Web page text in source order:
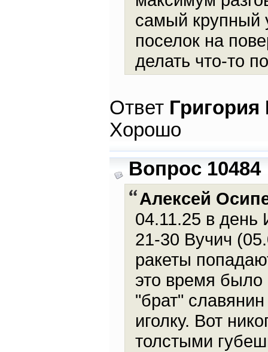
самый крупный
поселок на
делать что-то
Ответ
Хорошо
Вопрос 10484
Алексей
04.11.25 в день
21-30 Вучич
ракеты
это время
"брат"
иголку. Вот
толстыми